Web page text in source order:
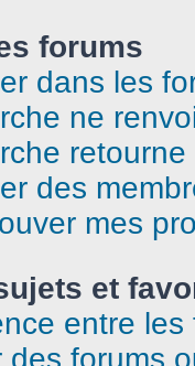
forums
dans les
ne
des
mes
et
entre
des forums